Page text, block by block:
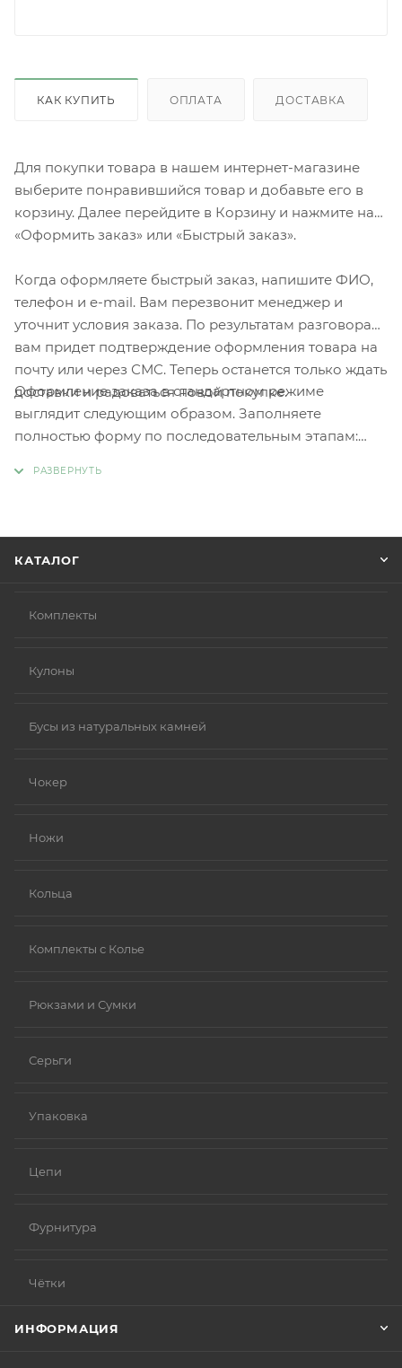
КАК КУПИТЬ ОПЛАТА ДОСТАВКА
Для покупки товара в нашем интернет-магазине
выберите понравившийся товар и добавьте его в
корзину. Далее перейдите в Корзину и нажмите на
«Оформить заказ» или «Быстрый заказ».
Когда оформляете быстрый заказ, напишите ФИО,
телефон и e-mail. Вам перезвонит менеджер и
уточнит условия заказа. По результатам разговора
вам придет подтверждение оформления товара на
почту или через СМС. Теперь останется только ждать
доставки и радоваться новой покупке.
Оформление заказа в стандартном режиме
выглядит следующим образом. Заполняете
полностью форму по последовательным этапам:
КАТАЛОГ
Комплекты
Кулоны
Бусы из натуральных камней
Чокер
Ножи
Кольца
Комплекты с Колье
Рюкзами и Сумки
Серьги
Упаковка
Цепи
Фурнитура
Чётки
ИНФОРМАЦИЯ